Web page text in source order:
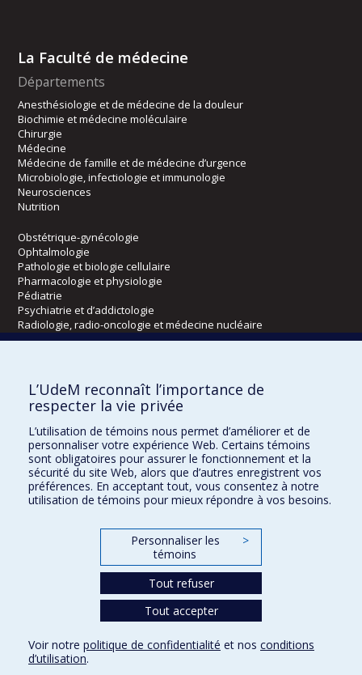
La Faculté de médecine
Départements
Anesthésiologie et de médecine de la douleur
Biochimie et médecine moléculaire
Chirurgie
Médecine
Médecine de famille et de médecine d’urgence
Microbiologie, infectiologie et immunologie
Neurosciences
Nutrition
Obstétrique-gynécologie
Ophtalmologie
Pathologie et biologie cellulaire
Pharmacologie et physiologie
Pédiatrie
Psychiatrie et d’addictologie
Radiologie, radio-oncologie et médecine nucléaire
Kinésiologie et des sciences de l’activité physique
Orthophonie et audiologie
Réadaptation
Directions
DPC
CPASS
L’UdeM reconnaît l’importance de
respecter la vie privée
L’utilisation de témoins nous permet d’améliorer et de
personnaliser votre expérience Web. Certains témoins
sont obligatoires pour assurer le fonctionnement et la
sécurité du site Web, alors que d’autres enregistrent vos
préférences. En acceptant tout, vous consentez à notre
utilisation de témoins pour mieux répondre à vos besoins.
Personnaliser les
témoins
>
Tout refuser
Tout accepter
Voir notre politique de confidentialité et nos conditions
d’utilisation.